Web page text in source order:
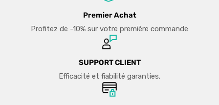
Premier Achat
Profitez de -10% sur votre première commande
SUPPORT CLIENT
Efficacité et fiabilité garanties.